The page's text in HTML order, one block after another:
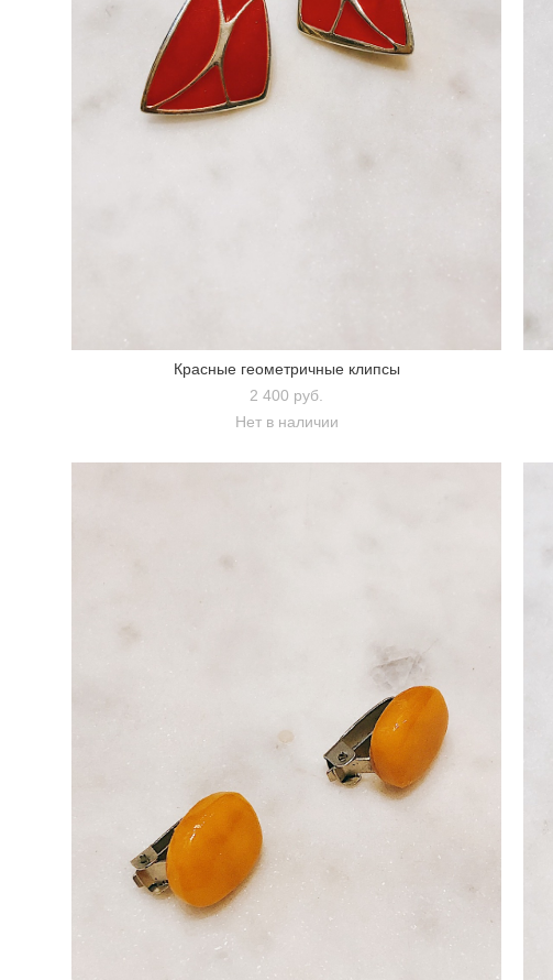
Красные геометричные клипсы
2 400 pуб.
Нет в наличии